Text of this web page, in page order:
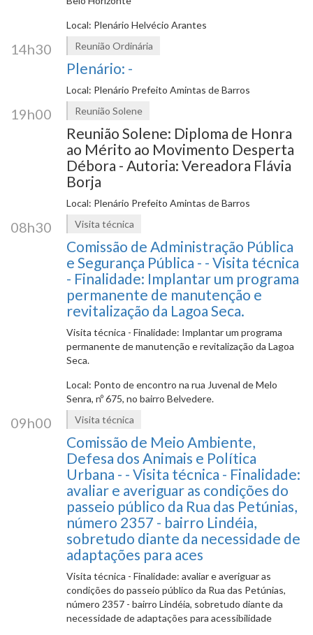
Local: Plenário Helvécio Arantes
14h30 Reunião Ordinária
Plenário: -
Local: Plenário Prefeito Amintas de Barros
19h00 Reunião Solene
Reunião Solene: Diploma de Honra
ao Mérito ao Movimento Desperta
Débora - Autoria: Vereadora Flávia
Borja
Local: Plenário Prefeito Amintas de Barros
08h30 Visita técnica
Comissão de Administração Pública
e Segurança Pública - - Visita técnica
- Finalidade: Implantar um programa
permanente de manutenção e
revitalização da Lagoa Seca.
Visita técnica - Finalidade: Implantar um programa
permanente de manutenção e revitalização da Lagoa
Seca.
Local: Ponto de encontro na rua Juvenal de Melo
Senra, nº 675, no bairro Belvedere.
09h00 Visita técnica
Comissão de Meio Ambiente,
Defesa dos Animais e Política
Urbana - - Visita técnica - Finalidade:
avaliar e averiguar as condições do
passeio público da Rua das Petúnias,
número 2357 - bairro Lindéia,
sobretudo diante da necessidade de
adaptações para aces
Visita técnica - Finalidade: avaliar e averiguar as
condições do passeio público da Rua das Petúnias,
número 2357 - bairro Lindéia, sobretudo diante da
necessidade de adaptações para acessibilidade